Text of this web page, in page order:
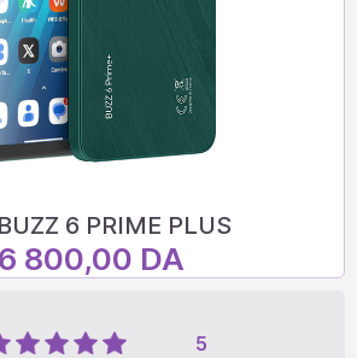
6 PRIME PLUS
800,00 DA
5